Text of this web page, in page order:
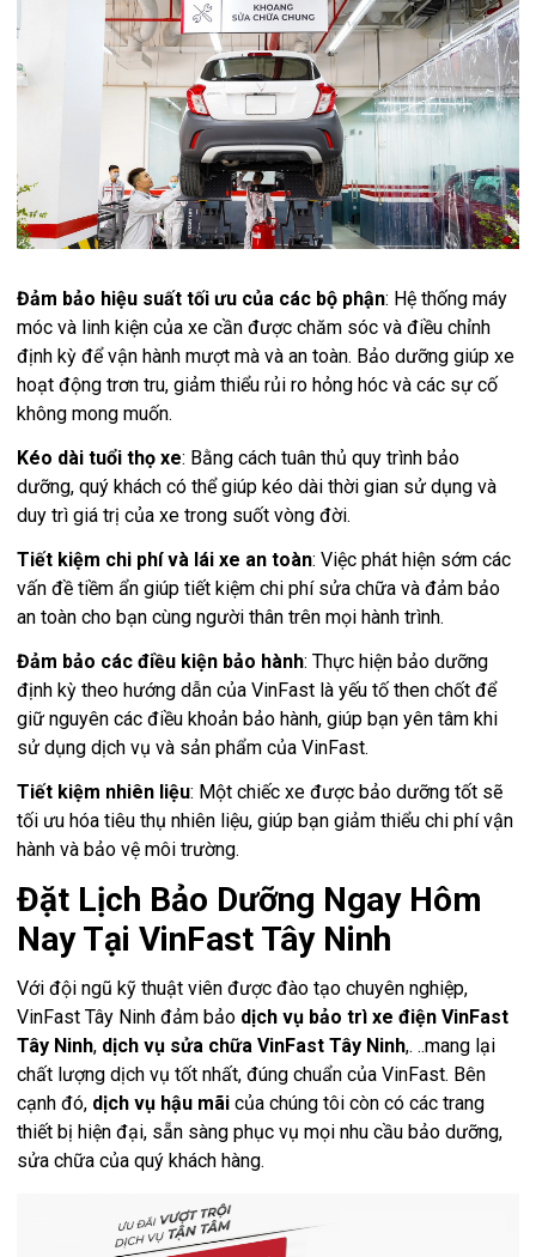
Đảm bảo hiệu suất tối ưu của các bộ phận: Hệ thống máy
móc và linh kiện của xe cần được chăm sóc và điều chỉnh
định kỳ để vận hành mượt mà và an toàn. Bảo dưỡng giúp xe
hoạt động trơn tru, giảm thiểu rủi ro hỏng hóc và các sự cố
không mong muốn.
Kéo dài tuổi thọ xe: Bằng cách tuân thủ quy trình bảo
dưỡng, quý khách có thể giúp kéo dài thời gian sử dụng và
duy trì giá trị của xe trong suốt vòng đời.
Tiết kiệm chi phí và lái xe an toàn: Việc phát hiện sớm các
vấn đề tiềm ẩn giúp tiết kiệm chi phí sửa chữa và đảm bảo
an toàn cho bạn cùng người thân trên mọi hành trình.
Đảm bảo các điều kiện bảo hành: Thực hiện bảo dưỡng
định kỳ theo hướng dẫn của VinFast là yếu tố then chốt để
giữ nguyên các điều khoản bảo hành, giúp bạn yên tâm khi
sử dụng dịch vụ và sản phẩm của VinFast.
Tiết kiệm nhiên liệu: Một chiếc xe được bảo dưỡng tốt sẽ
tối ưu hóa tiêu thụ nhiên liệu, giúp bạn giảm thiểu chi phí vận
hành và bảo vệ môi trường.
Đặt Lịch Bảo Dưỡng Ngay Hôm
Nay Tại VinFast Tây Ninh
Với đội ngũ kỹ thuật viên được đào tạo chuyên nghiệp,
VinFast Tây Ninh đảm bảo dịch vụ bảo trì xe điện VinFast
Tây Ninh, dịch vụ sửa chữa VinFast Tây Ninh,. ..mang lại
chất lượng dịch vụ tốt nhất, đúng chuẩn của VinFast. Bên
cạnh đó, dịch vụ hậu mãi của chúng tôi còn có các trang
thiết bị hiện đại, sẵn sàng phục vụ mọi nhu cầu bảo dưỡng,
sửa chữa của quý khách hàng.